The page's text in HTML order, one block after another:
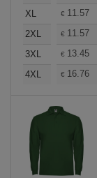
XL
€ 11.57
2XL
€ 11.57
3XL
€ 13.45
4XL
€ 16.76